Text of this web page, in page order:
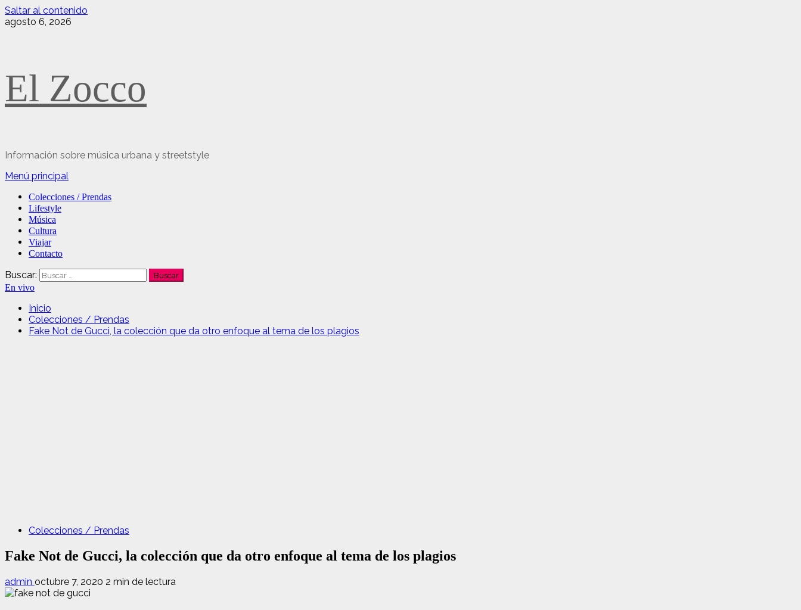
Saltar al contenido
agosto 6, 2026
El Zocco
Información sobre música urbana y streetstyle
Menú principal
Colecciones / Prendas
Lifestyle
Música
Cultura
Viajar
Contacto
Buscar:
En vivo
Inicio
Colecciones / Prendas
Fake Not de Gucci, la colección que da otro enfoque al tema de los plagios
Colecciones / Prendas
Fake Not de Gucci, la colección que da otro enfoque al tema de los plagios
admin octubre 7, 2020 2 min de lectura